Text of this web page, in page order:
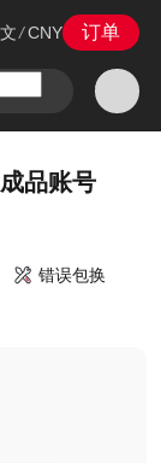
/CNY 订单
品账号
错误包换